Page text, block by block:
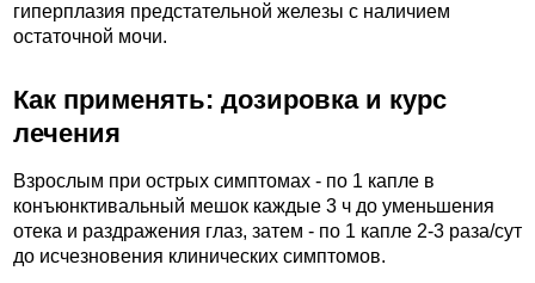
гиперплазия предстательной железы с наличием
остаточной мочи.
Как применять: дозировка и курс
лечения
Взрослым при острых симптомах - по 1 капле в
конъюнктивальный мешок каждые 3 ч до уменьшения
отека и раздражения глаз, затем - по 1 капле 2-3 раза/сут
до исчезновения клинических симптомов.